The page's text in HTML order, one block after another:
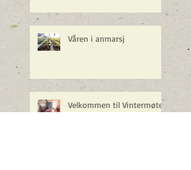
Våren i anmarsj
Velkommen til Vintermøte